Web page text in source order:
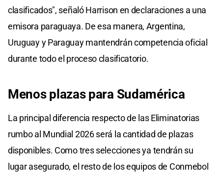
clasificados", señaló Harrison en declaraciones a una
emisora paraguaya. De esa manera, Argentina,
Uruguay y Paraguay mantendrán competencia oficial
durante todo el proceso clasificatorio.
Menos plazas para Sudamérica
La principal diferencia respecto de las Eliminatorias
rumbo al Mundial 2026 será la cantidad de plazas
disponibles. Como tres selecciones ya tendrán su
lugar asegurado, el resto de los equipos de Conmebol